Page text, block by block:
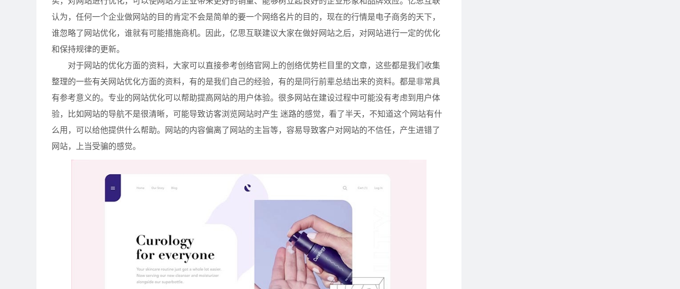
认为，任何一个企业做网站的目的肯定不会是简单的要一个网络名片的目的，现在的行情是电子商务的天下，
谁忽略了网站优化，谁就有可能措施商机。因此，亿思互联建议大家在做好网站之后，对网站进行一定的优化
和保持规律的更新。
对于网站的优化方面的资料，大家可以直接参考创络官网上的创络优势栏目里的文章，这些都是我们收集
整理的一些有关网站优化方面的资料，有的是我们自己的经验，有的是同行前辈总结出来的资料。都是非常具
有参考意义的。专业的网站优化可以帮助提高网站的用户体验。很多网站在建设过程中可能没有考虑到用户体
验，比如网站的导航不是很清晰，可能导致访客浏览网站时产生 迷路的感觉，看了半天，不知道这个网站有什
么用，可以给他提供什么帮助。网站的内容偏离了网站的主旨等，容易导致客户对网站的不信任，产生进错了
网站，上当受骗的感觉。